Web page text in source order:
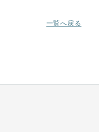
一覧へ戻る